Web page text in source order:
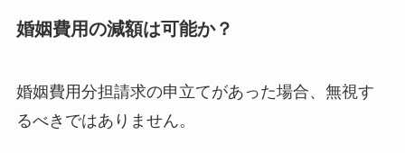
婚姻費用の減額は可能か？
婚姻費用分担請求の申立てがあった場合、無視す
るべきではありません。